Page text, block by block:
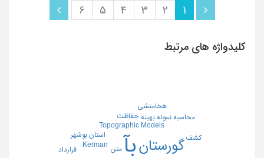
1
2
3
4
5
6
کلیدواژه های مرتبط
بآگورستان Kerman
Topographic Models
استان بوشهر
حفاظت محاسبه نمونه بهینه
قرارداد متن
هخامنشی
کشف